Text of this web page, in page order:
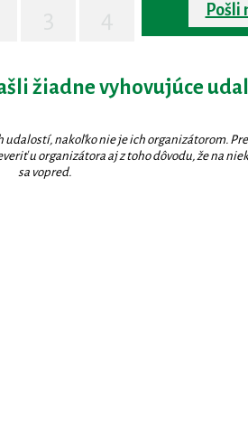
Pošli
žiadne vyhovujúce
udalostí, nakoľko nie je ich organizátorom.
u organizátora aj z toho dôvodu, že na
sa vopred.